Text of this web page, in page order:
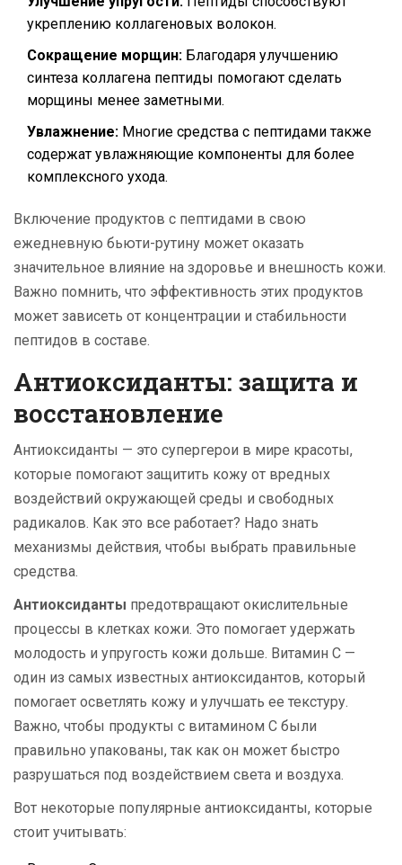
укреплению коллагеновых волокон.
Сокращение морщин: Благодаря улучшению
синтеза коллагена пептиды помогают сделать
морщины менее заметными.
Увлажнение: Многие средства с пептидами также
содержат увлажняющие компоненты для более
комплексного ухода.
Включение продуктов с пептидами в свою
ежедневную бьюти-рутину может оказать
значительное влияние на здоровье и внешность кожи.
Важно помнить, что эффективность этих продуктов
может зависеть от концентрации и стабильности
пептидов в составе.
Антиоксиданты: защита и
восстановление
Антиоксиданты — это супергерои в мире красоты,
которые помогают защитить кожу от вредных
воздействий окружающей среды и свободных
радикалов. Как это все работает? Надо знать
механизмы действия, чтобы выбрать правильные
средства.
Антиоксиданты предотвращают окислительные
процессы в клетках кожи. Это помогает удержать
молодость и упругость кожи дольше. Витамин C —
один из самых известных антиоксидантов, который
помогает осветлять кожу и улучшать ее текстуру.
Важно, чтобы продукты с витамином C были
правильно упакованы, так как он может быстро
разрушаться под воздействием света и воздуха.
Вот некоторые популярные антиоксиданты, которые
стоит учитывать: